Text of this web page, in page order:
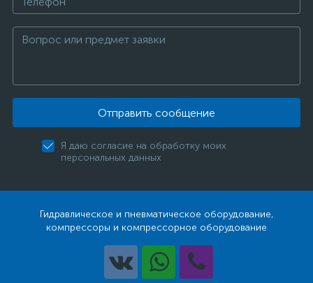
Отправить сообщение
Я даю согласие на обработку моих
персональных данных
Гидравлическое и пневматическое оборудование,
компрессоры и компрессорное оборудование